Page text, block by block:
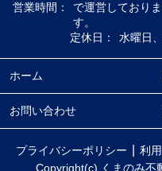
営業時間：
で運営しており
す。
定休日：
水曜日
ホーム
お問い合わせ
プライバシーポリシー 利
Copyright(c) くまのみ不